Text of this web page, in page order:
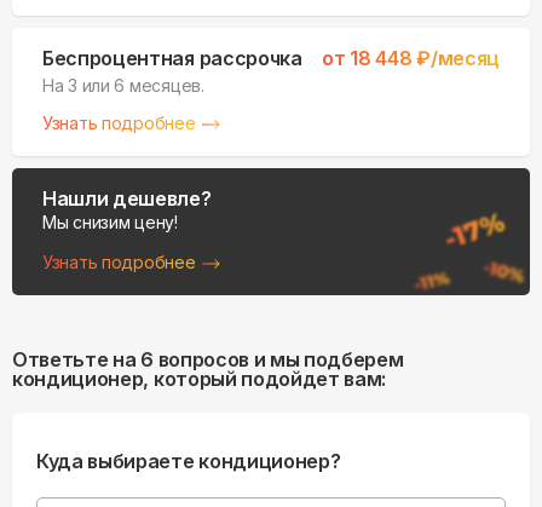
Беспроцентная рассрочка от 18 448 ₽/месяц
На 3 или 6 месяцев.
Узнать подробнее
Нашли дешевле?
Мы снизим цену!
Узнать подробнее
Ответьте на 6 вопросов и мы подберем
кондиционер, который подойдет вам:
Куда выбираете кондиционер?